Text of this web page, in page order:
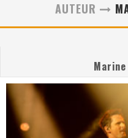
AUTEUR